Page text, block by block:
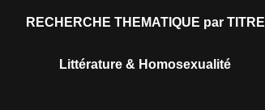
RECHERCHE THEMATIQUE par TITRE
Littérature & Homosexualité